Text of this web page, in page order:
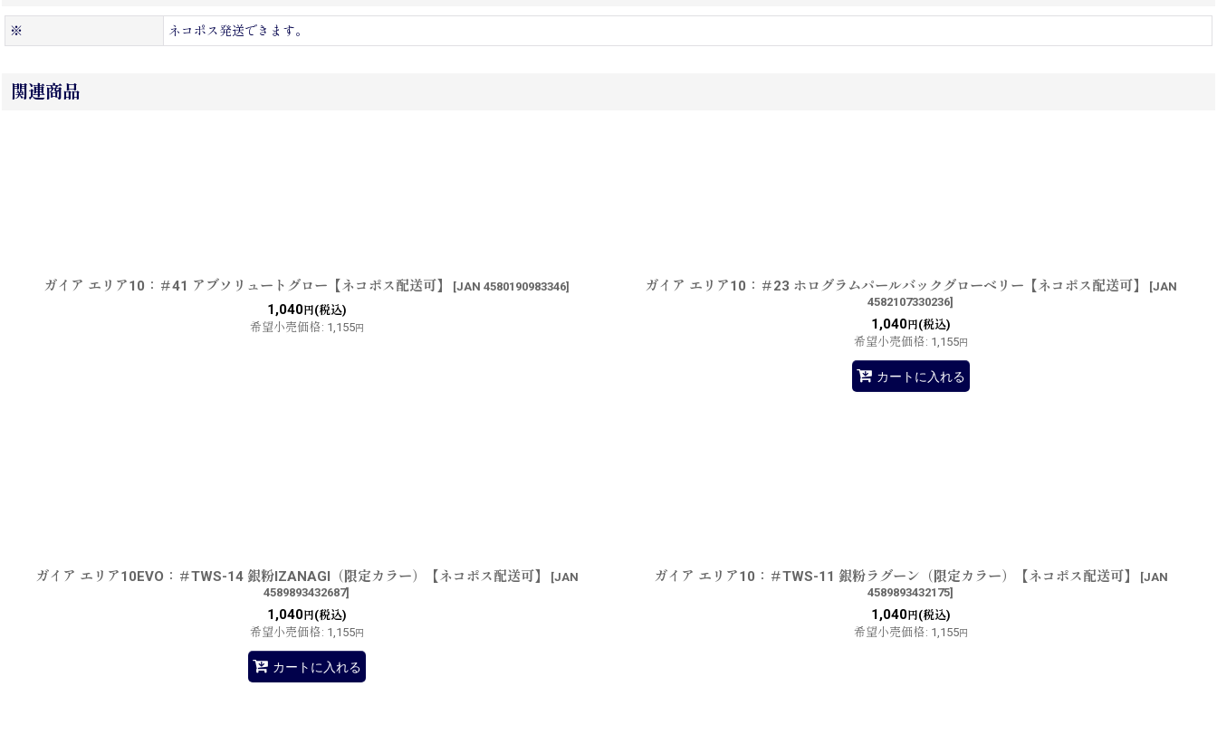
※ ネコポス発送できます。
関連商品
ガイア エリア10：＃41 アブソリュートグロー【ネコポス配送可】 [JAN 4580190983346]
1,040円(税込)
希望小売価格: 1,155円
ガイア エリア10：＃23 ホログラムパールバックグローベリー【ネコポス配送可】 [JAN
4582107330236]
1,040円(税込)
希望小売価格: 1,155円
カートに入れる
ガイア エリア10EVO：＃TWS-14 銀粉IZANAGI（限定カラー）【ネコポス配送可】 [JAN
4589893432687]
1,040円(税込)
希望小売価格: 1,155円
カートに入れる
ガイア エリア10：＃TWS-11 銀粉ラグーン（限定カラー）【ネコポス配送可】 [JAN
4589893432175]
1,040円(税込)
希望小売価格: 1,155円